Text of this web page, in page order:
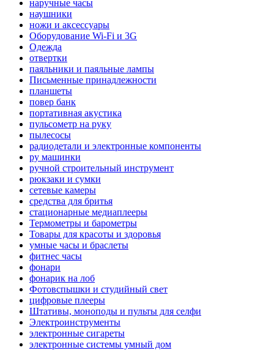
наручные часы
наушники
ножи и аксессуары
Оборудование Wi-Fi и 3G
Одежда
отвертки
паяльники и паяльные лампы
Письменные принадлежности
планшеты
повер банк
портативная акустика
пульсометр на руку
пылесосы
радиодетали и электронные компоненты
ру машинки
ручной строительный инструмент
рюкзаки и сумки
сетевые камеры
средства для бритья
стационарные медиаплееры
Термометры и барометры
Товары для красоты и здоровья
умные часы и браслеты
фитнес часы
фонари
фонарик на лоб
Фотовспышки и студийный свет
цифровые плееры
Штативы, моноподы и пульты для селфи
Электроинструменты
электронные сигареты
электронные системы умный дом